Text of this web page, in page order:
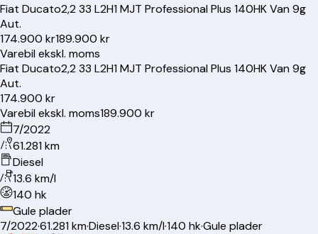
Fiat Ducato2,2 33 L2H1 MJT Professional Plus 140HK Van 9g
Aut.
174.900 kr189.900 kr
Varebil ekskl. moms
Fiat Ducato2,2 33 L2H1 MJT Professional Plus 140HK Van 9g
Aut.
174.900 kr
Varebil ekskl. moms189.900 kr
7/2022
61.281 km
Diesel
13.6 km/l
140 hk
Gule plader
7/2022·61.281 km·Diesel·13.6 km/l·140 hk·Gule plader